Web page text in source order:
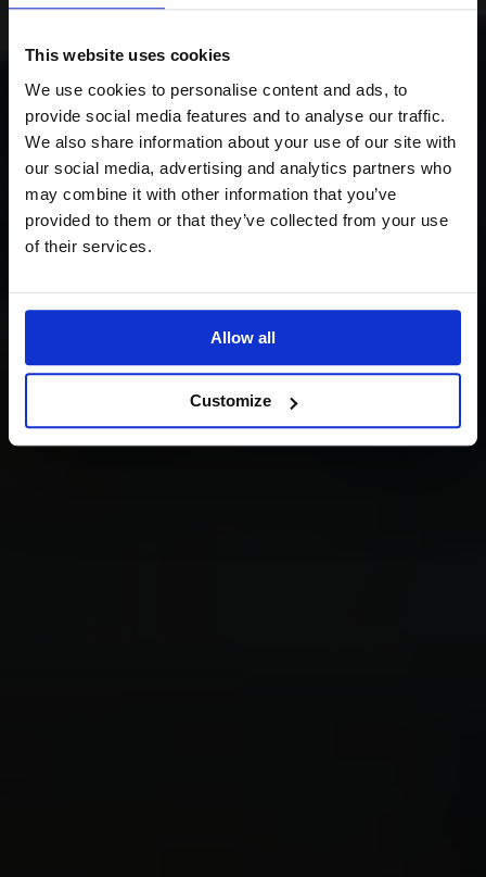
This website uses cookies
We use cookies to personalise content and ads, to
provide social media features and to analyse our traffic.
We also share information about your use of our site with
our social media, advertising and analytics partners who
may combine it with other information that you’ve
provided to them or that they’ve collected from your use
of their services.
Allow all
Customize